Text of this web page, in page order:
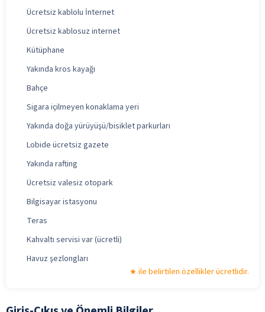
Ücretsiz kablolu İnternet
Ücretsiz kablosuz internet
Kütüphane
Yakında kros kayağı
Bahçe
Sigara içilmeyen konaklama yeri
Yakında doğa yürüyüşü/bisiklet parkurları
Lobide ücretsiz gazete
Yakında rafting
Ücretsiz valesiz otopark
Bilgisayar istasyonu
Teras
Kahvaltı servisi var (ücretli)
Havuz şezlongları
ile belirtilen özellikler ücretlidir.